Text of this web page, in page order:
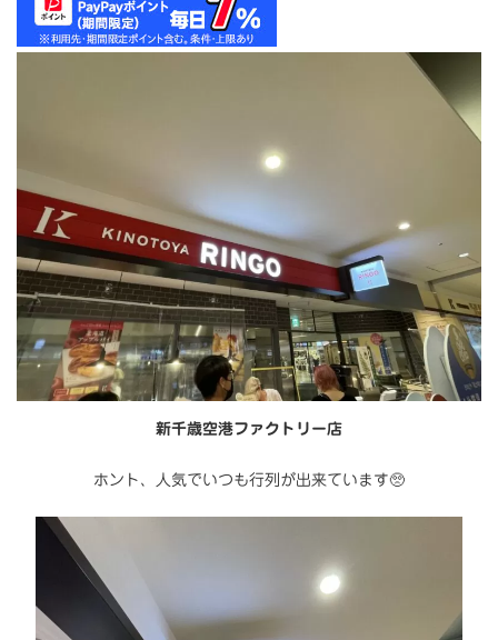
新千歳空港ファクトリー店
ホント、人気でいつも行列が出来ています🥺